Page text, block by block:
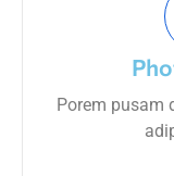
Porem pusam